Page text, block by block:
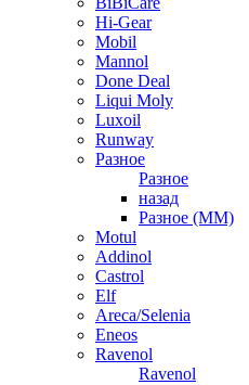
Hi-Gear
Mobil
Mannol
Done Deal
Liqui Moly
Luxoil
Runway
Разное
Разное
назад
Разное (ММ)
Motul
Addinol
Castrol
Elf
Areca/Selenia
Eneos
Ravenol
Ravenol